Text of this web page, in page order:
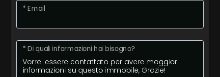
* Email
* Di quali informazioni hai bisogno?